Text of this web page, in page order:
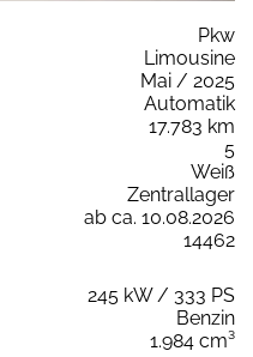
Pkw
Limousine
Mai / 2025
Automatik
17.783 km
5
Weiß
Zentrallager
ab ca. 10.08.2026
14462
245 kW / 333 PS
Benzin
1.984 cm³